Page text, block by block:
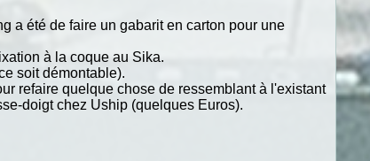
a été de faire un gabarit en carton pour une
à la coque au Sika.
soit démontable).
refaire quelque chose de ressemblant à l'existant
doigt chez Uship (quelques Euros).